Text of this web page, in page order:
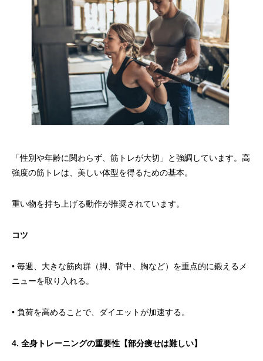
「性別や年齢に関わらず、筋トレが大切」と強調しています。高
強度の筋トレは、美しい体型を得るための基本。
重い物を持ち上げる動作が推奨されています。
コツ
• 毎週、大きな筋肉群（脚、背中、胸など）を重点的に鍛えるメ
ニューを取り入れる。
• 負荷を高めることで、ダイエットが加速する。
4. 全身トレーニングの重要性【部分痩せは難しい】